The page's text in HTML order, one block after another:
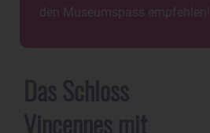
den Museumspass empfehlen!